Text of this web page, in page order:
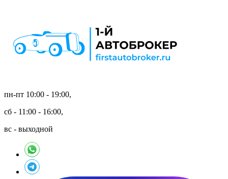
пн-пт 10:00 - 19:00,
сб - 11:00 - 16:00,
вс - выходной